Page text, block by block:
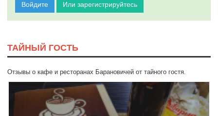
Войдите Или зарегистрируйтесь
ТАЙНЫЙ ГОСТЬ
Отзывы о кафе и ресторанах Барановичей от тайного гостя.